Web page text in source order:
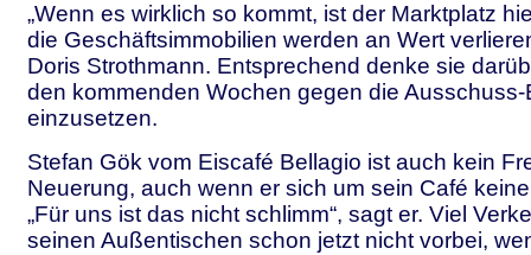
„Wenn es wirklich so kommt, ist der Marktplatz
die Geschäftsimmobilien werden an Wert
Doris Strothmann. Entsprechend denke sie
den kommenden Wochen gegen die
einzusetzen.
Stefan Gök vom Eiscafé Bellagio ist auch kein
Neuerung, auch wenn er sich um sein Café
„Für uns ist das nicht schlimm“, sagt er. Viel
seinen Außentischen schon jetzt nicht vorbei,